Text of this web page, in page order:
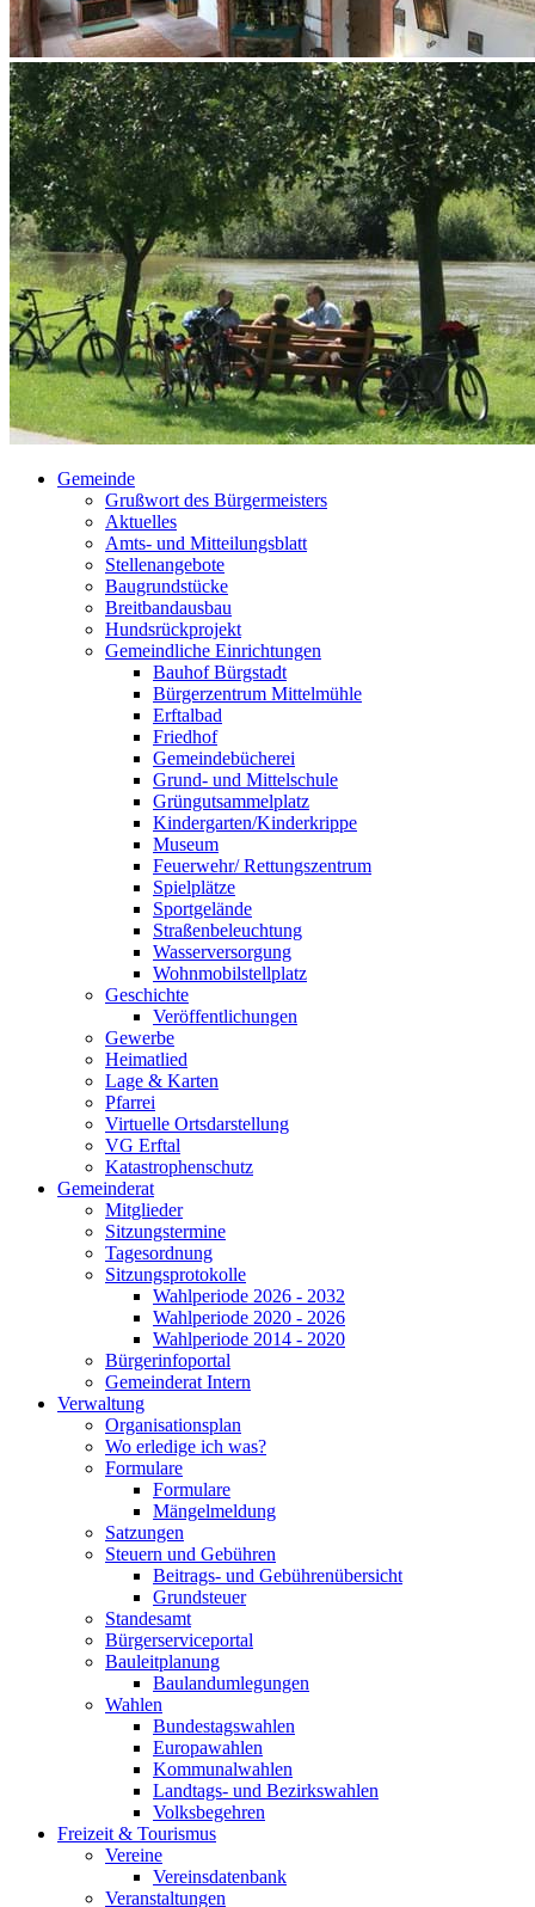
Gemeinde
Grußwort des Bürgermeisters
Aktuelles
Amts- und Mitteilungsblatt
Stellenangebote
Baugrundstücke
Breitbandausbau
Hundsrückprojekt
Gemeindliche Einrichtungen
Bauhof Bürgstadt
Bürgerzentrum Mittelmühle
Erftalbad
Friedhof
Gemeindebücherei
Grund- und Mittelschule
Grüngutsammelplatz
Kindergarten/Kinderkrippe
Museum
Feuerwehr/ Rettungszentrum
Spielplätze
Sportgelände
Straßenbeleuchtung
Wasserversorgung
Wohnmobilstellplatz
Geschichte
Veröffentlichungen
Gewerbe
Heimatlied
Lage & Karten
Pfarrei
Virtuelle Ortsdarstellung
VG Erftal
Katastrophenschutz
Gemeinderat
Mitglieder
Sitzungstermine
Tagesordnung
Sitzungsprotokolle
Wahlperiode 2026 - 2032
Wahlperiode 2020 - 2026
Wahlperiode 2014 - 2020
Bürgerinfoportal
Gemeinderat Intern
Verwaltung
Organisationsplan
Wo erledige ich was?
Formulare
Formulare
Mängelmeldung
Satzungen
Steuern und Gebühren
Beitrags- und Gebührenübersicht
Grundsteuer
Standesamt
Bürgerserviceportal
Bauleitplanung
Baulandumlegungen
Wahlen
Bundestagswahlen
Europawahlen
Kommunalwahlen
Landtags- und Bezirkswahlen
Volksbegehren
Freizeit & Tourismus
Vereine
Vereinsdatenbank
Veranstaltungen